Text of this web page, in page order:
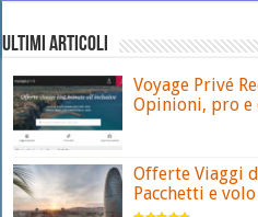
ULTIMI ARTICOLI
Voyage Privé
Opinioni, pro e
Offerte Viaggi
Pacchetti e